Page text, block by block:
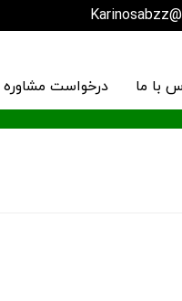
با ما درخواست مشاوره